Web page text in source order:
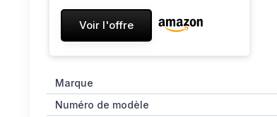
Voir l'offre
Marque
Numéro de modèle